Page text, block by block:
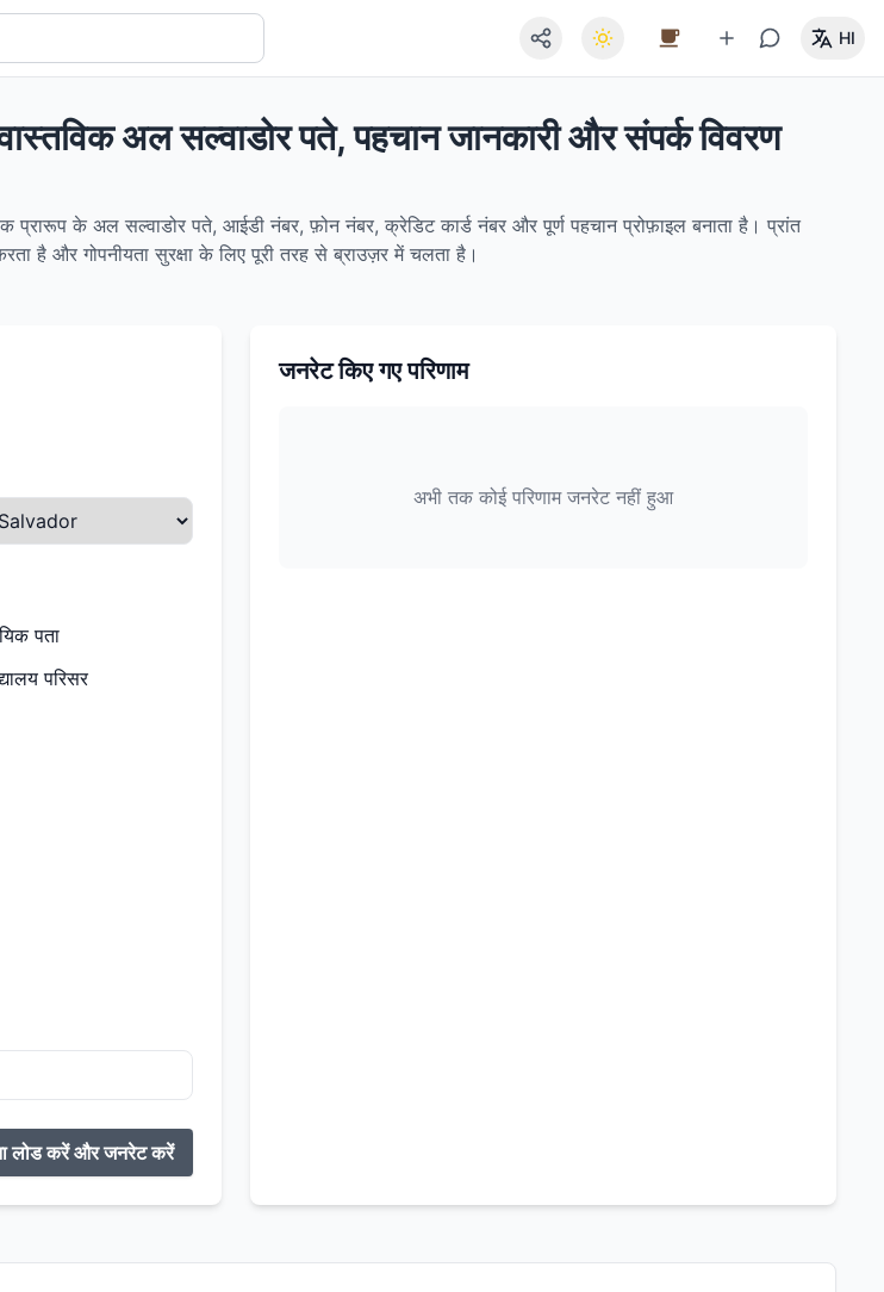
HI
अल सल्वाडोर पते, पहचान जानकारी और संपर्क विवरण
प्रारूप के अल सल्वाडोर पते, आईडी नंबर, फ़ोन नंबर, क्रेडिट कार्ड नंबर और पूर्ण पहचान प्रोफ़ाइल बनाता है। प्रांत
है और गोपनीयता सुरक्षा के लिए पूरी तरह से ब्राउज़र में चलता है।
पता
परिसर
लोड करें और जनरेट करें
जनरेट किए गए परिणाम
अभी तक कोई परिणाम जनरेट नहीं हुआ